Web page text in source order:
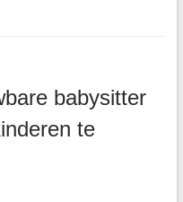
babysitter
te